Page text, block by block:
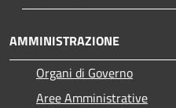
AMMINISTRAZIONE
Organi di Governo
Aree Amministrative